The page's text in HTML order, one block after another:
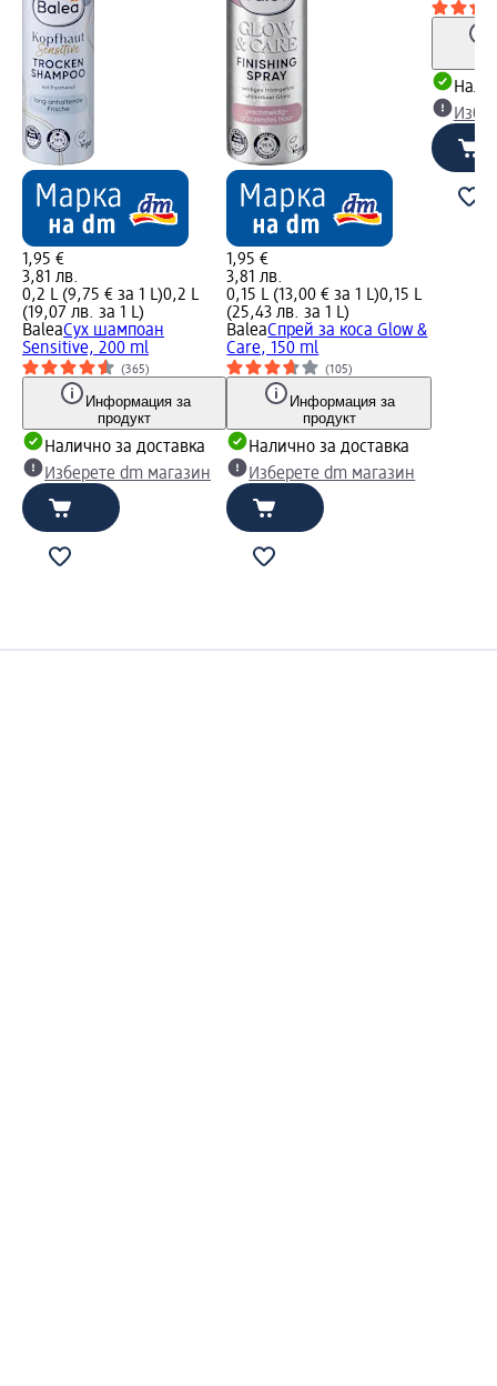
1,95 €
3,81 лв.
0,2 L (9,75 € за 1 L)0,2 L
(19,07 лв. за 1 L)
BaleaСух шампоан
Sensitive, 200 ml
(365)
Информация за
продукт
Налично за доставка
Изберете dm магазин
1,95 €
3,81 лв.
0,15 L (13,00 € за 1 L)0,15 L
(25,43 лв. за 1 L)
BaleaСпрей за коса Glow &
Care, 150 ml
(105)
Информация за
продукт
Налично за доставка
Изберете dm магазин